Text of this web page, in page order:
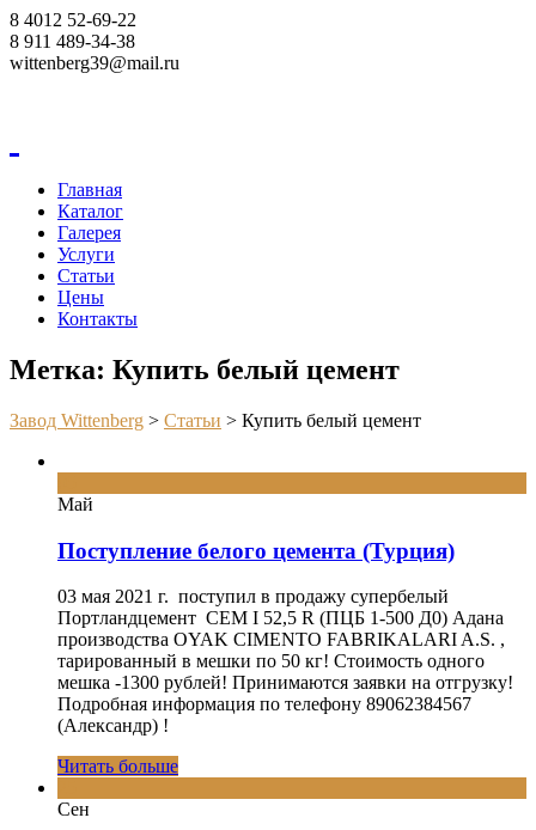
8 4012 52-69-22
8 911 489-34-38
wittenberg39@mail.ru
Главная
Каталог
Галерея
Услуги
Статьи
Цены
Контакты
Метка: Купить белый цемент
Завод Wittenberg > Статьи > Купить белый цемент
Май
Поступление белого цемента (Турция)
03 мая 2021 г. поступил в продажу супербелый
Портландцемент CEM I 52,5 R (ПЦБ 1-500 Д0) Адана
производства OYAK CIMENTO FABRIKALARI A.S. ,
тарированный в мешки по 50 кг! Стоимость одного
мешка -1300 рублей! Принимаются заявки на отгрузку!
Подробная информация по телефону 89062384567
(Александр) !
Читать больше
Сен